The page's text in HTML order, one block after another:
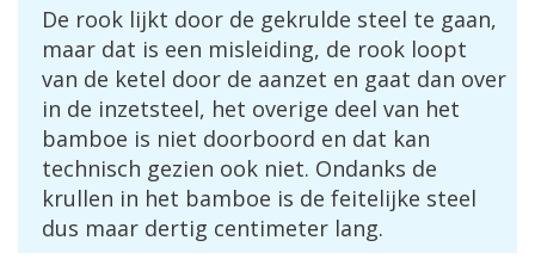
De rook lijkt door de gekrulde steel te gaan,
maar dat is een misleiding, de rook loopt
van de ketel door de aanzet en gaat dan over
in de inzetsteel, het overige deel van het
bamboe is niet doorboord en dat kan
technisch gezien ook niet. Ondanks de
krullen in het bamboe is de feitelijke steel
dus maar dertig centimeter lang.